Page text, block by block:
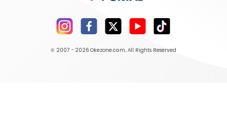
© 2007 - 2026 Okezone.com, All Rights Reserved